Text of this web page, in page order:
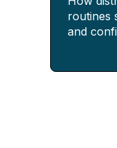
routines
and